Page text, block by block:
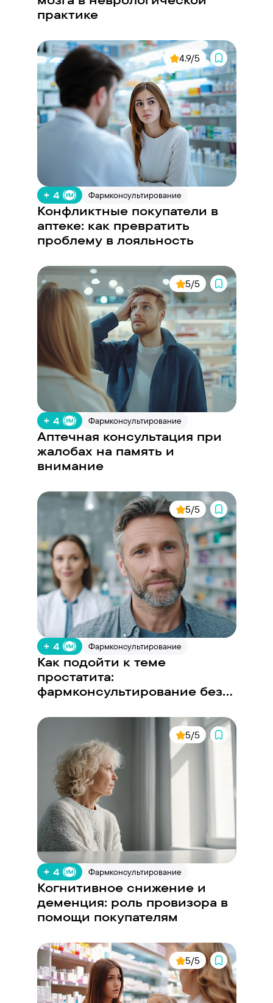
практике
4.9/5
+ 4 Фармконсультирование
Конфликтные покупатели в
аптеке: как превратить
проблему в лояльность
5/5
+ 4 Фармконсультирование
Аптечная консультация при
жалобах на память и
внимание
5/5
+ 4 Фармконсультирование
Как подойти к теме
простатита:
фармконсультирование без
5/5
+ 4 Фармконсультирование
Когнитивное снижение и
деменция: роль провизора в
помощи покупателям
5/5